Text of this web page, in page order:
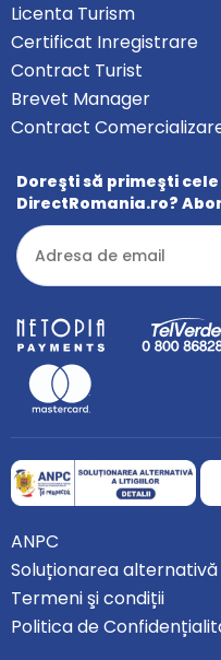
Licenta Turism
Certificat Inregistrare
Contract Turist
Brevet Manager
Contract
Doreşti să primeşti
DirectRomania.ro?
ANPC
Soluționarea
Termeni şi condiții
Politica de